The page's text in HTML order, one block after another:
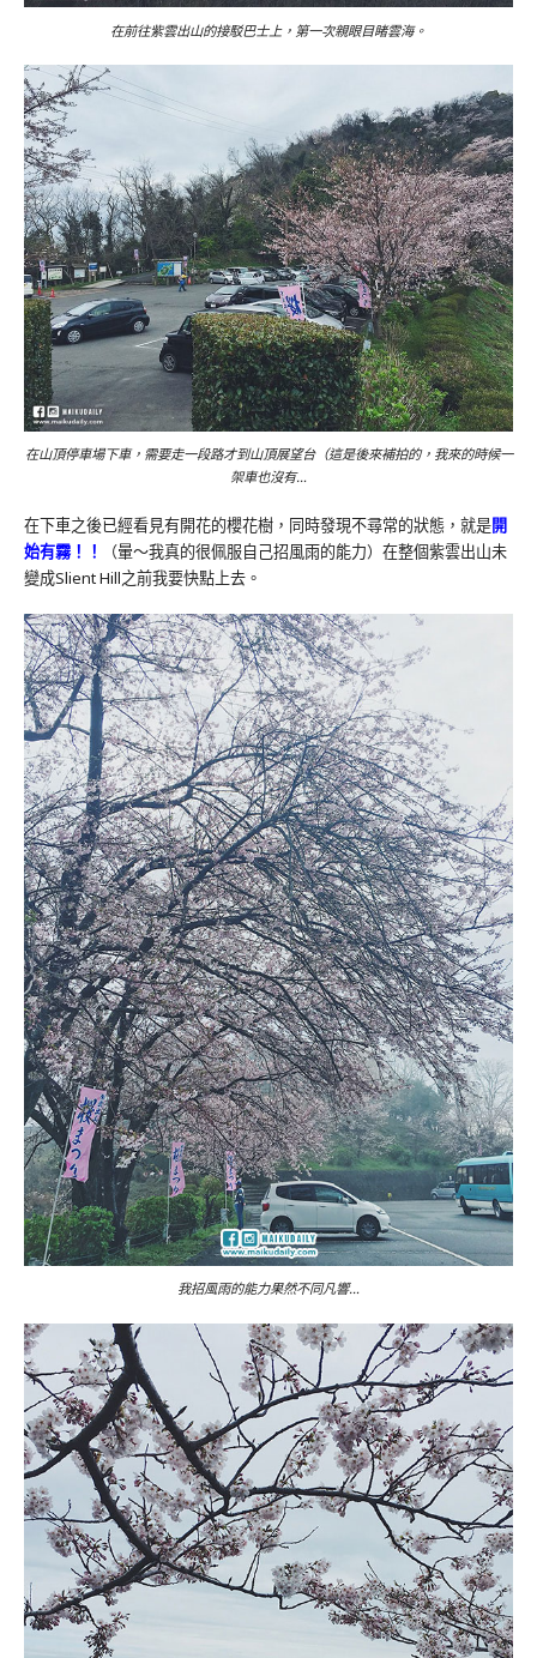
在前往紫雲出山的接駁巴士上，第一次親眼目睹雲海。
在山頂停車場下車，需要走一段路才到山頂展望台（這是後來補拍的，我來的時候一
架車也沒有…
在下車之後已經看見有開花的櫻花樹，同時發現不尋常的狀態，就是開
始有霧！！
（暈～我真的很佩服自己招風雨的能力）在整個紫雲出山未
變成Slient Hill之前我要快點上去。
我招風雨的能力果然不同凡響…